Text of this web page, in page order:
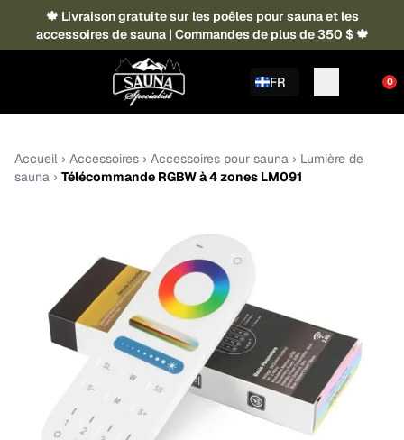
🍁 Livraison gratuite sur les poêles pour sauna et les
accessoires de sauna | Commandes de plus de 350 $ 🍁
FR 0
Accueil › Accessoires › Accessoires pour sauna › Lumière de
sauna › Télécommande RGBW à 4 zones LM091